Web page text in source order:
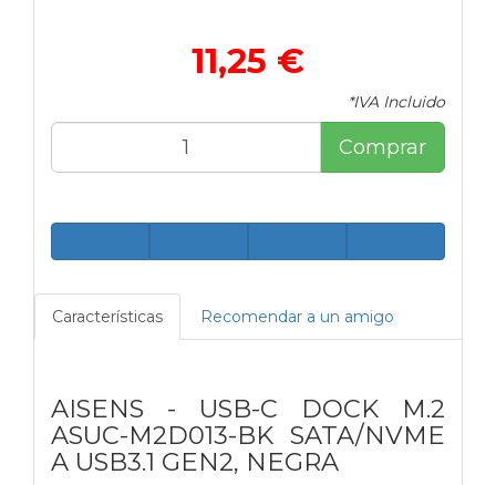
11,25 €
*IVA Incluido
Comprar
Características Recomendar a un amigo
AISENS - USB-C DOCK M.2
ASUC-M2D013-BK SATA/NVME
A USB3.1 GEN2, NEGRA